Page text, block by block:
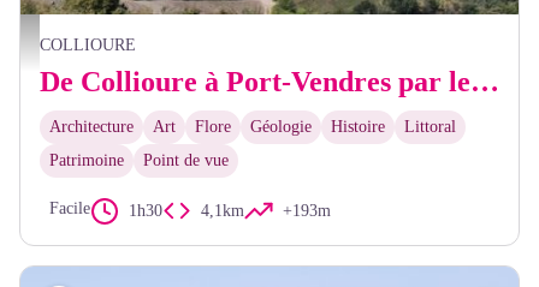
Elisabeth Coste
COLLIOURE
De Collioure à Port-Vendres par le Fort Saint-Elme
Architecture Art Flore Géologie Histoire
Littoral
Patrimoine
Point de vue
Facile 1h30 4,1km +193m